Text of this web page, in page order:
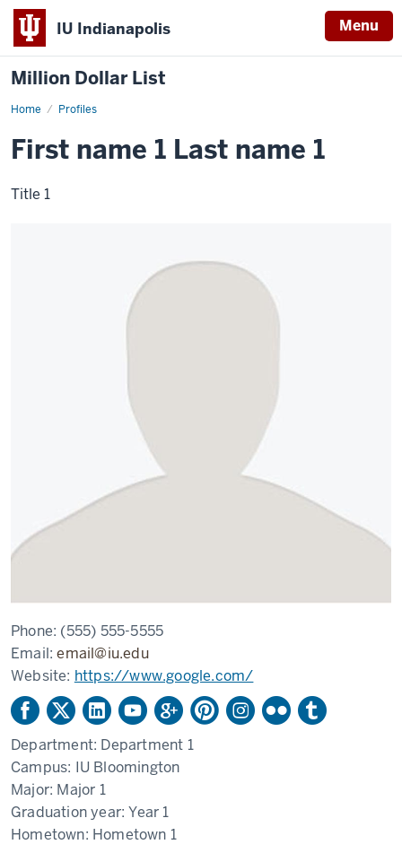
IU Indianapolis Menu
Million Dollar List
Home Profiles
Example
First name 1 Last name 1
Title 1
Phone: (555) 555-5555
Email:email@iu.edu
Website: https://www.google.com/
Department: Department 1
Campus: IU Bloomington
Major: Major 1
Graduation year:Year 1
Hometown: Hometown 1